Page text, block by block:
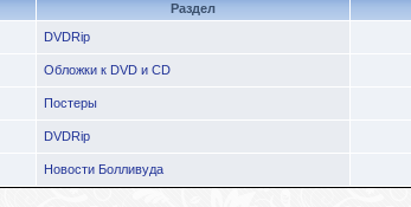
Раздел
DVDRip
Обложки к DVD и CD
Постеры
DVDRip
Новости Болливуда